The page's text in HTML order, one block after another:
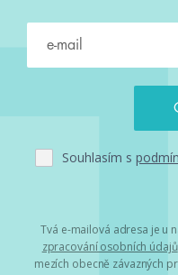
Souhlasím s
Tvá e-mailová adresa je u
zpracování osobních údajů
mezích obecně závazných